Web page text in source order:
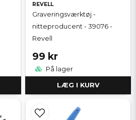
REVELL
Graveringsværktøj -
nitteproducent - 39076 -
Revell
99 kr
På lager
LÆG I KURV